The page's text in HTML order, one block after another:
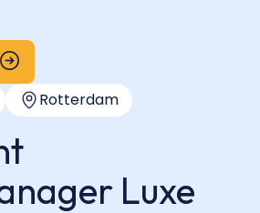
Rotterdam
Luxe